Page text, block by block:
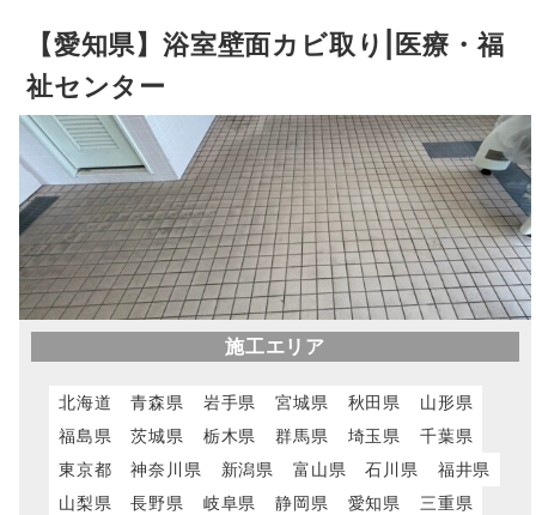
【愛知県】浴室壁面カビ取り|医療・福
祉センター
施工エリア
北海道 青森県 岩手県 宮城県 秋田県
山形県
福島県
茨城県 栃木県 群馬県 埼玉県
千葉県
東京都
神奈川県 新潟県 富山県 石川県
福井県
山梨県
長野県 岐阜県 静岡県 愛知県
三重県